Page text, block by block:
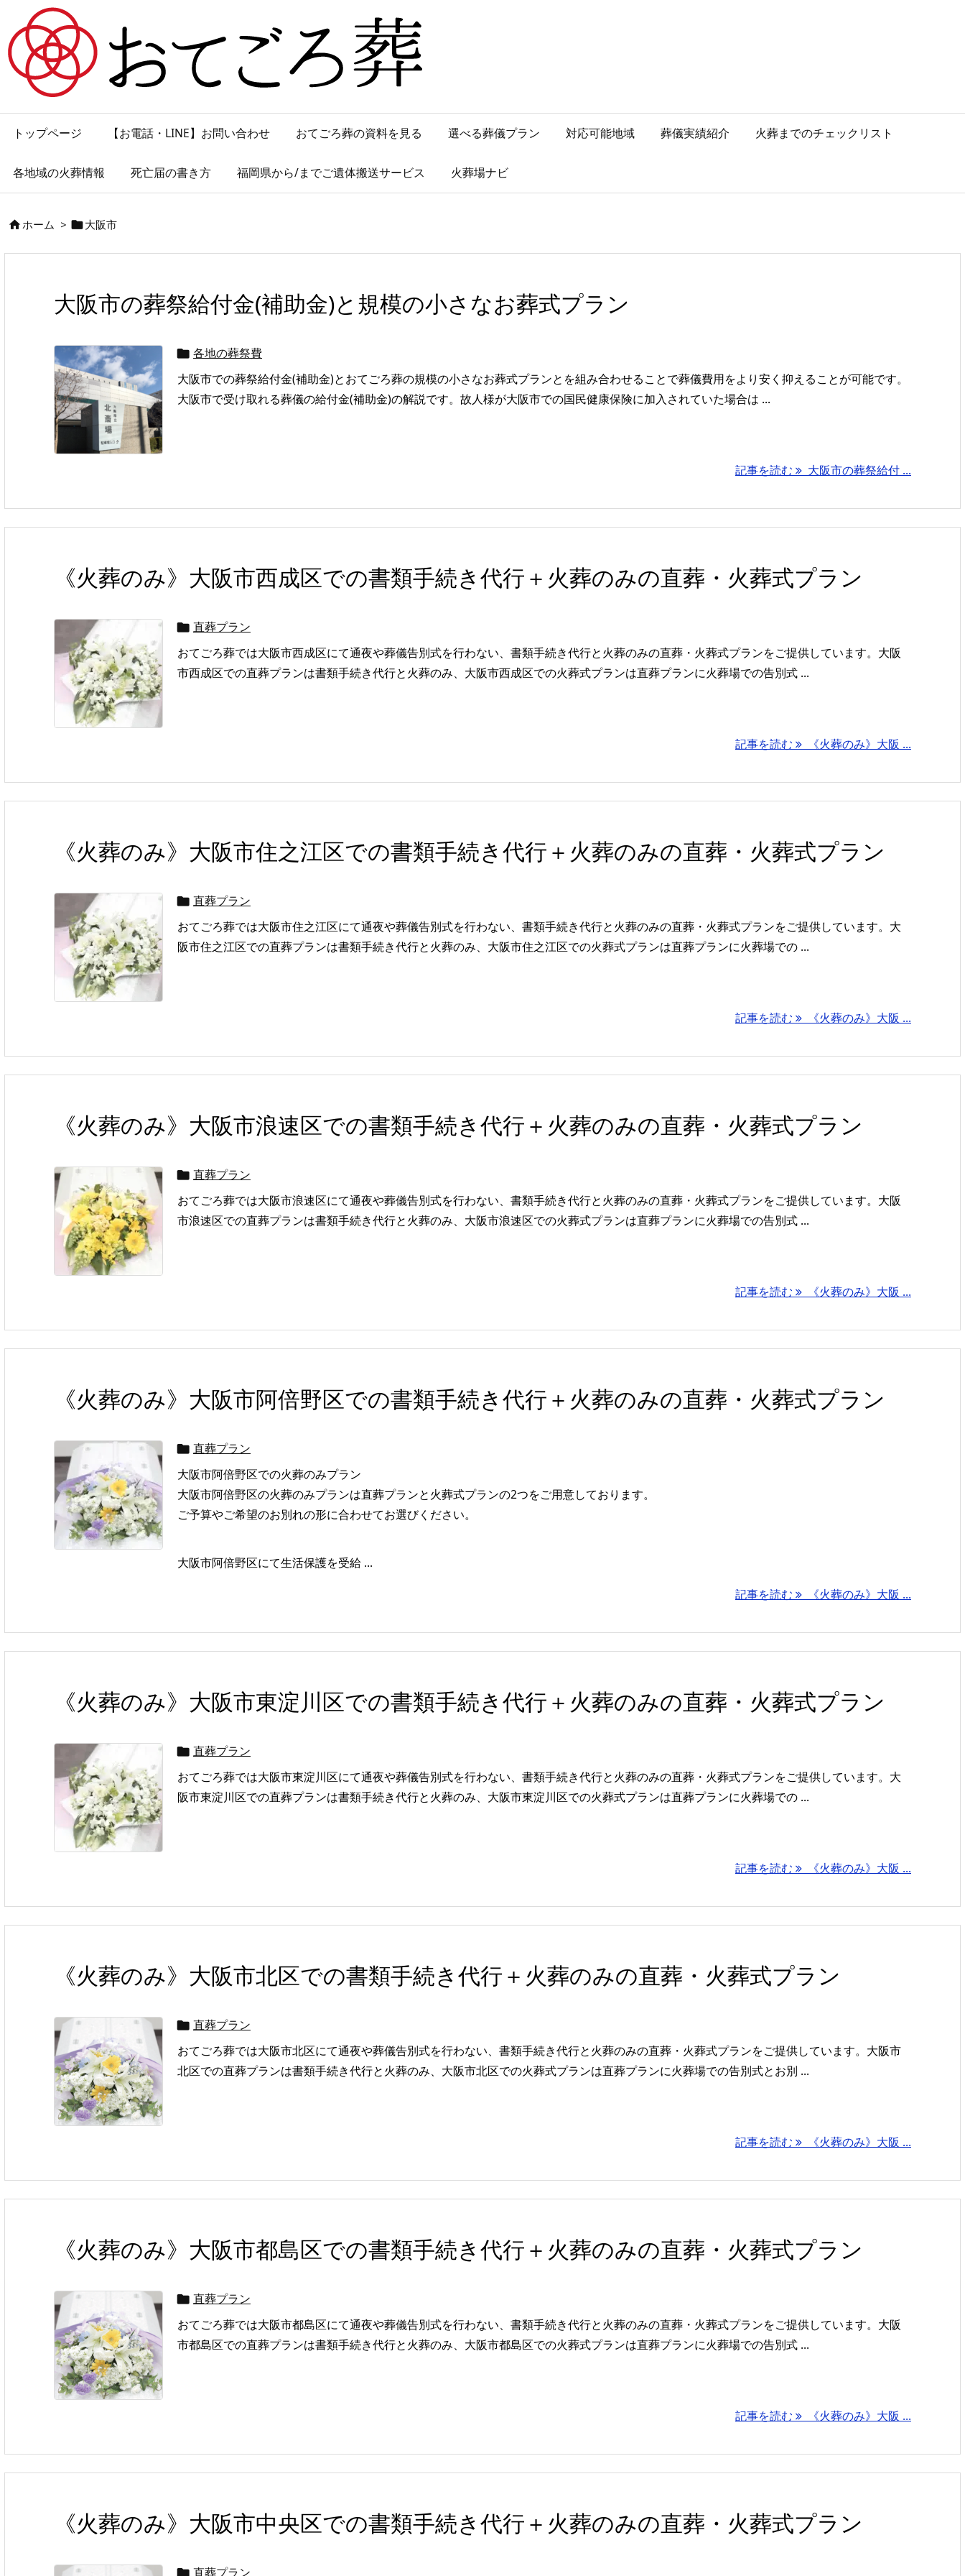
トップページ 【お電話・LINE】お問い合わせ おてごろ葬の資料を見る 選べる葬儀プラン 対応可能地域 葬儀実績紹介 火葬までのチェックリスト
各地域の火葬情報 死亡届の書き方 福岡県から/までご遺体搬送サービス 火葬場ナビ
ホーム > 大阪市
大阪市の葬祭給付金(補助金)と規模の小さなお葬式プラン
 各地の葬祭費
大阪市での葬祭給付金(補助金)とおてごろ葬の規模の小さなお葬式プランとを組み合わせることで葬儀費用をより安く抑えることが可能です。
大阪市で受け取れる葬儀の給付金(補助金)の解説です。故人様が大阪市での国民健康保険に加入されていた場合は ...
記事を読む 大阪市の葬祭給付 ...
《火葬のみ》大阪市西成区での書類手続き代行＋火葬のみの直葬・火葬式プラン
 直葬プラン
おてごろ葬では大阪市西成区にて通夜や葬儀告別式を行わない、書類手続き代行と火葬のみの直葬・火葬式プランをご提供しています。大阪
市西成区での直葬プランは書類手続き代行と火葬のみ、大阪市西成区での火葬式プランは直葬プランに火葬場での告別式 ...
記事を読む 《火葬のみ》大阪 ...
《火葬のみ》大阪市住之江区での書類手続き代行＋火葬のみの直葬・火葬式プラン
 直葬プラン
おてごろ葬では大阪市住之江区にて通夜や葬儀告別式を行わない、書類手続き代行と火葬のみの直葬・火葬式プランをご提供しています。大
阪市住之江区での直葬プランは書類手続き代行と火葬のみ、大阪市住之江区での火葬式プランは直葬プランに火葬場での ...
記事を読む 《火葬のみ》大阪 ...
《火葬のみ》大阪市浪速区での書類手続き代行＋火葬のみの直葬・火葬式プラン
 直葬プラン
おてごろ葬では大阪市浪速区にて通夜や葬儀告別式を行わない、書類手続き代行と火葬のみの直葬・火葬式プランをご提供しています。大阪
市浪速区での直葬プランは書類手続き代行と火葬のみ、大阪市浪速区での火葬式プランは直葬プランに火葬場での告別式 ...
記事を読む 《火葬のみ》大阪 ...
《火葬のみ》大阪市阿倍野区での書類手続き代行＋火葬のみの直葬・火葬式プラン
 直葬プラン
大阪市阿倍野区での火葬のみプラン
大阪市阿倍野区の火葬のみプランは直葬プランと火葬式プランの2つをご用意しております。
ご予算やご希望のお別れの形に合わせてお選びください。
大阪市阿倍野区にて生活保護を受給 ...
記事を読む 《火葬のみ》大阪 ...
《火葬のみ》大阪市東淀川区での書類手続き代行＋火葬のみの直葬・火葬式プラン
 直葬プラン
おてごろ葬では大阪市東淀川区にて通夜や葬儀告別式を行わない、書類手続き代行と火葬のみの直葬・火葬式プランをご提供しています。大
阪市東淀川区での直葬プランは書類手続き代行と火葬のみ、大阪市東淀川区での火葬式プランは直葬プランに火葬場での ...
記事を読む 《火葬のみ》大阪 ...
《火葬のみ》大阪市北区での書類手続き代行＋火葬のみの直葬・火葬式プラン
 直葬プラン
おてごろ葬では大阪市北区にて通夜や葬儀告別式を行わない、書類手続き代行と火葬のみの直葬・火葬式プランをご提供しています。大阪市
北区での直葬プランは書類手続き代行と火葬のみ、大阪市北区での火葬式プランは直葬プランに火葬場での告別式とお別 ...
記事を読む 《火葬のみ》大阪 ...
《火葬のみ》大阪市都島区での書類手続き代行＋火葬のみの直葬・火葬式プラン
 直葬プラン
おてごろ葬では大阪市都島区にて通夜や葬儀告別式を行わない、書類手続き代行と火葬のみの直葬・火葬式プランをご提供しています。大阪
市都島区での直葬プランは書類手続き代行と火葬のみ、大阪市都島区での火葬式プランは直葬プランに火葬場での告別式 ...
記事を読む 《火葬のみ》大阪 ...
《火葬のみ》大阪市中央区での書類手続き代行＋火葬のみの直葬・火葬式プラン
 直葬プラン